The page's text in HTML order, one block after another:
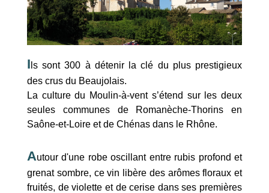
I ls sont 300 à détenir la clé du plus prestigieux
des crus du Beaujolais.
La culture du Moulin-à-vent s’étend sur les deux
seules communes de Romanèche-Thorins en
Saône-et-Loire et de Chénas dans le Rhône.
Autour d'une robe oscillant entre rubis profond et
grenat sombre, ce vin libère des arômes floraux et
fruités, de violette et de cerise dans ses premières